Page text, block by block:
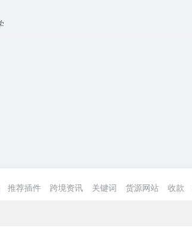
推荐插件 跨境资讯 关键词 货源网站 收款